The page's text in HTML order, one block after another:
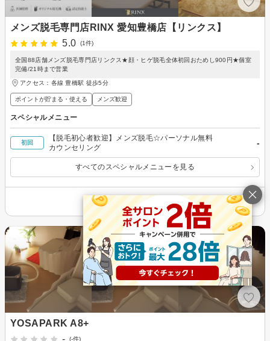
メンズ脱毛専門店RINX 愛知豊橋店【リンクス】
5.0
(1件)
全国88店舗メンズ脱毛専門店リンクス★顔・ヒゲ脱毛全体初回おためし900円★個室
完備/21時まで営業
アクセス：各線 豊橋駅 徒歩5分
ポイントが貯まる・使える メンズ歓迎
スペシャルメニュー
初回
【脱毛初心者歓迎】メンズ脱毛☆パーソナル無料
カウンセリング
-
すべてのスペシャルメニューを見る
その他の情報を表示
YOSAPARK A8+
(-件)